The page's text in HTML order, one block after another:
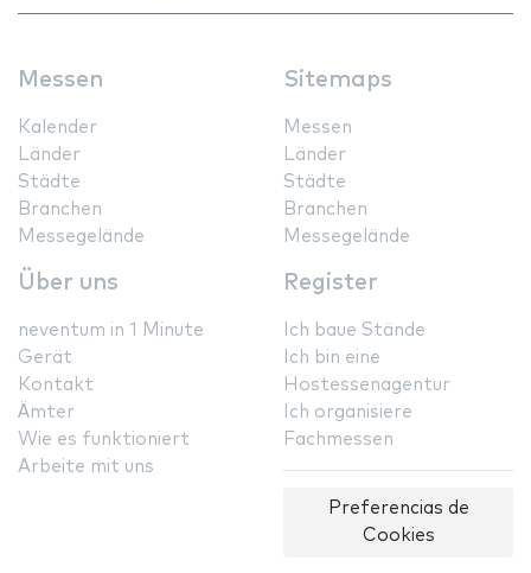
Messen
Kalender
Länder
Städte
Branchen
Messegelände
Sitemaps
Messen
Länder
Städte
Branchen
Messegelände
Über uns
neventum in 1 Minute
Gerät
Kontakt
Ämter
Wie es funktioniert
Arbeite mit uns
Register
Ich baue Stände
Ich bin eine
Hostessenagentur
Ich organisiere
Fachmessen
Preferencias de
Cookies